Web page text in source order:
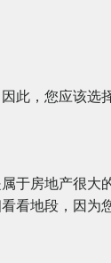
，您应该选
于房地产很大
看地段，因为